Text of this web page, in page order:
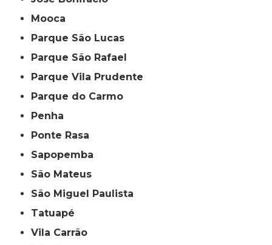
Mooca
Parque São Lucas
Parque São Rafael
Parque Vila Prudente
Parque do Carmo
Penha
Ponte Rasa
Sapopemba
São Mateus
São Miguel Paulista
Tatuapé
Vila Carrão